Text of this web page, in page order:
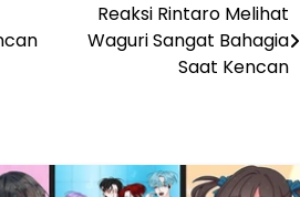
Reaksi Rintaro Melihat
Waguri Sangat Bahagia
Saat Kencan